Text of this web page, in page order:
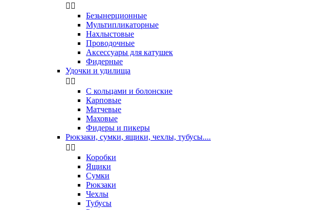
 
Безынерционные
Мультипликаторные
Нахлыстовые
Проводочные
Аксессуары для катушек
Фидерные
Удочки и удилища
 
С кольцами и болонские
Карповые
Матчевые
Маховые
Фидеры и пикеры
Рюкзаки, сумки, ящики, чехлы, тубусы....
 
Коробки
Ящики
Сумки
Рюкзаки
Чехлы
Тубусы